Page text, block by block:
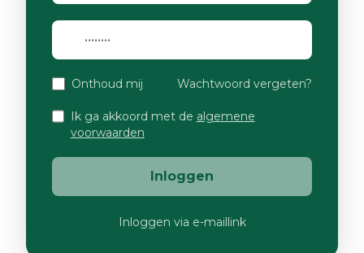
Onthoud mij Wachtwoord vergeten?
Ik ga akkoord met de algemene
voorwaarden
Inloggen
Inloggen via e-maillink